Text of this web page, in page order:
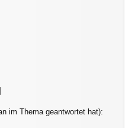
im Thema geantwortet hat):